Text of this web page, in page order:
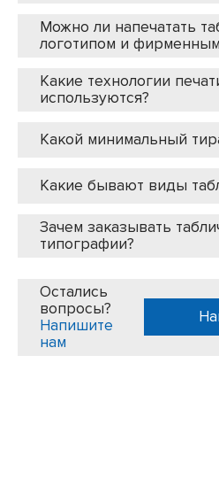
Можно ли напечатать
логотипом и
Какие технологии
используются?
Какой минимальный
Какие бывают виды
Зачем заказывать
типографии?
Остались
вопросы?
Напишите
нам